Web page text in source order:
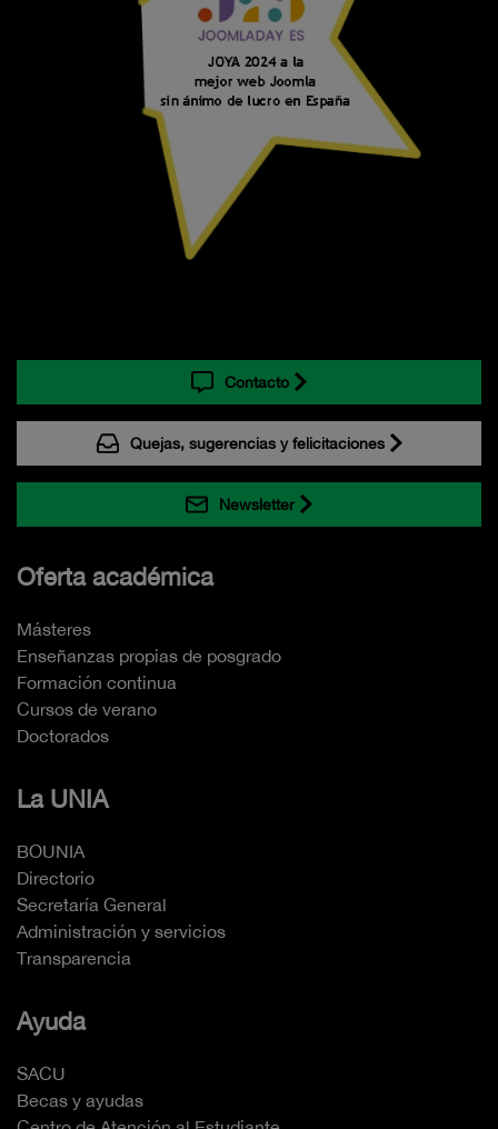
Contacto
Quejas, sugerencias y felicitaciones
Newsletter
Oferta académica
Másteres
Enseñanzas propias de posgrado
Formación continua
Cursos de verano
Doctorados
La UNIA
BOUNIA
Directorio
Secretaría General
Administración y servicios
Transparencia
Ayuda
SACU
Becas y ayudas